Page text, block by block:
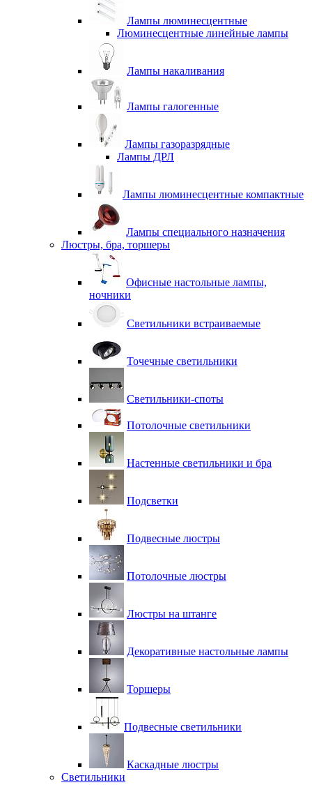
Лампы люминесцентные
Люминесцентные линейные лампы
Лампы накаливания
Лампы галогенные
Лампы газоразрядные
Лампы ДРЛ
Лампы люминесцентные компактные
Лампы специального назначения
Люстры, бра, торшеры
Офисные настольные лампы,
ночники
Светильники встраиваемые
Точечные светильники
Светильники-споты
Потолочные светильники
Настенные светильники и бра
Подсветки
Подвесные люстры
Потолочные люстры
Люстры на штанге
Декоративные настольные лампы
Торшеры
Подвесные светильники
Каскадные люстры
Светильники